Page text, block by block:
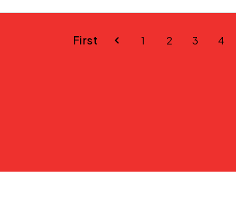
First 1 2 3 4